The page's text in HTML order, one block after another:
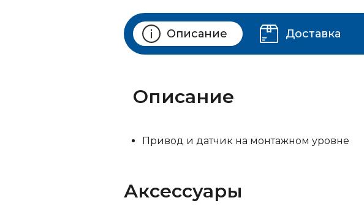
Описание Доставка
Описание
Привод и датчик на монтажном уровне
Аксессуары